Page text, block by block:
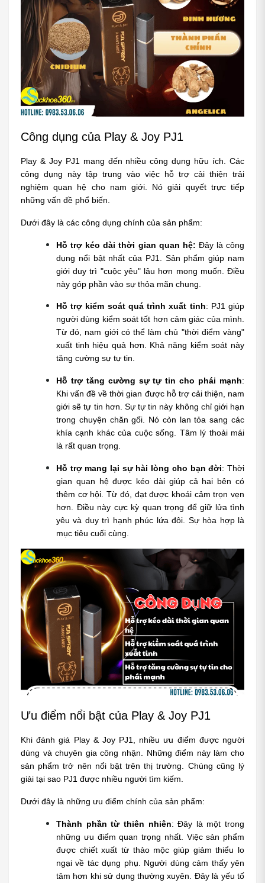
Công dụng của Play & Joy PJ1
Play & Joy PJ1 mang đến nhiều công dụng hữu ích. Các
công dụng này tập trung vào việc hỗ trợ cải thiện trải
nghiệm quan hệ cho nam giới. Nó giải quyết trực tiếp
những vấn đề phổ biến.
Dưới đây là các công dụng chính của sản phẩm:
Hỗ trợ kéo dài thời gian quan hệ: Đây là công
dụng nổi bật nhất của PJ1. Sản phẩm giúp nam
giới duy trì "cuộc yêu" lâu hơn mong muốn. Điều
này góp phần vào sự thỏa mãn chung.
Hỗ trợ kiểm soát quá trình xuất tinh: PJ1 giúp
người dùng kiểm soát tốt hơn cảm giác của mình.
Từ đó, nam giới có thể làm chủ "thời điểm vàng"
xuất tinh hiệu quả hơn. Khả năng kiểm soát này
tăng cường sự tự tin.
Hỗ trợ tăng cường sự tự tin cho phái mạnh:
Khi vấn đề về thời gian được hỗ trợ cải thiện, nam
giới sẽ tự tin hơn. Sự tự tin này không chỉ giới hạn
trong chuyện chăn gối. Nó còn lan tỏa sang các
khía cạnh khác của cuộc sống. Tâm lý thoải mái
là rất quan trọng.
Hỗ trợ mang lại sự hài lòng cho bạn đời: Thời
gian quan hệ được kéo dài giúp cả hai bên có
thêm cơ hội. Từ đó, đạt được khoái cảm trọn vẹn
hơn. Điều này cực kỳ quan trọng để giữ lửa tình
yêu và duy trì hạnh phúc lứa đôi. Sự hòa hợp là
mục tiêu cuối cùng.
Ưu điểm nổi bật của Play & Joy PJ1
Khi đánh giá Play & Joy PJ1, nhiều ưu điểm được người
dùng và chuyên gia công nhận. Những điểm này làm cho
sản phẩm trở nên nổi bật trên thị trường. Chúng cũng lý
giải tại sao PJ1 được nhiều người tìm kiếm.
Dưới đây là những ưu điểm chính của sản phẩm:
Thành phần từ thiên nhiên: Đây là một trong
những ưu điểm quan trọng nhất. Việc sản phẩm
được chiết xuất từ thảo mộc giúp giảm thiểu lo
ngại về tác dụng phụ. Người dùng cảm thấy yên
tâm hơn khi sử dụng thường xuyên. Đây là yếu tố